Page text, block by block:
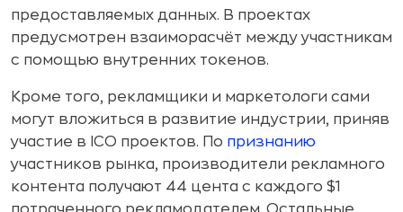
предоставляемых данных. В проектах
предусмотрен взаиморасчёт между участникам
с помощью внутренних токенов.
Кроме того, рекламщики и маркетологи сами
могут вложиться в развитие индустрии, приняв
участие в ICO проектов. По признанию
участников рынка, производители рекламного
контента получают 44 цента с каждого $1